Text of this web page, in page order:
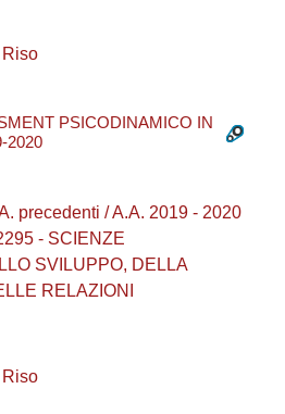
PSICODINAMICO IN
2020
precedenti / A.A. 2019 - 2020
- SCIENZE
SVILUPPO, DELLA
RELAZIONI